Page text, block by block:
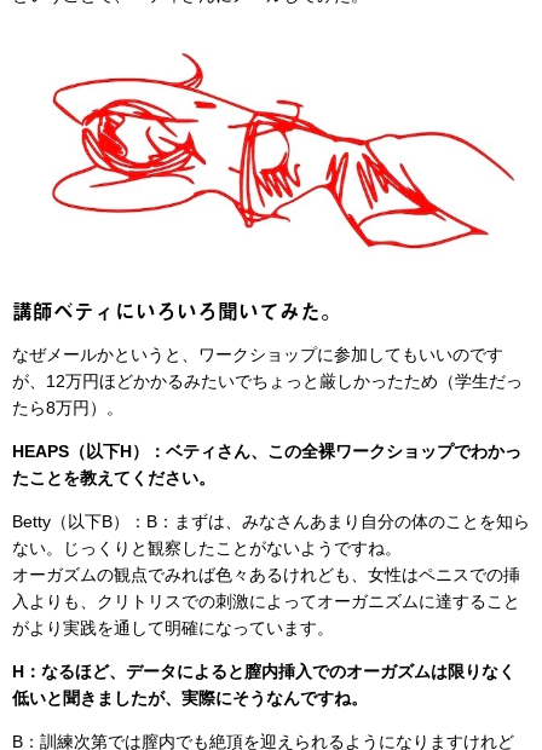
講師ベティにいろいろ聞いてみた。
なぜメールかというと、ワークショップに参加してもいいのです
が、12万円ほどかかるみたいでちょっと厳しかったため（学生だっ
たら8万円）。
HEAPS（以下H）：ベティさん、この全裸ワークショップでわかっ
たことを教えてください。
Betty（以下B）：B：まずは、みなさんあまり自分の体のことを知ら
ない。じっくりと観察したことがないようですね。
オーガズムの観点でみれば色々あるけれども、女性はペニスでの挿
入よりも、クリトリスでの刺激によってオーガニズムに達すること
がより実践を通して明確になっています。
H：なるほど、データによると膣内挿入でのオーガズムは限りなく
低いと聞きましたが、実際にそうなんですね。
B：訓練次第では膣内でも絶頂を迎えられるようになりますけれど